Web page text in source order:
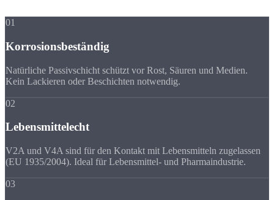
01
Korrosionsbeständig
Natürliche Passivschicht schützt vor Rost, Säuren und Medien.
Kein Lackieren oder Beschichten notwendig.
02
Lebensmittelecht
V2A und V4A sind für den Kontakt mit Lebensmitteln zugelassen
(EU 1935/2004). Ideal für Lebensmittel- und Pharmaindustrie.
03